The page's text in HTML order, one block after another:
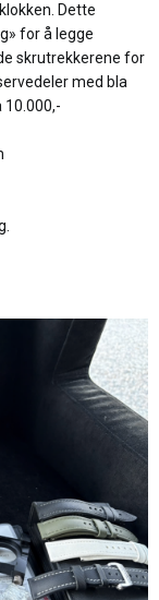
Dette
for å legge
skrutrekkerene for
med bla
10.000,-